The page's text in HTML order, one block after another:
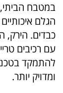
במטבח
הגלם
כבדים. הירק,
עם רכיבים
להתמקד
ומדויק יותר.